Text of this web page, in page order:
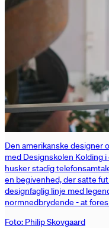
Den amerikanske designer
med Designskolen Kolding
husker stadig
en begivenhed, der satte
designfaglig linje med
normnedbrydende - at
Foto: Philip Skovgaard